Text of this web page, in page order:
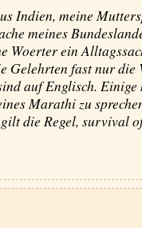
Indien, meine
meines
Woerter ein
Gelehrten fast nur
auf Englisch. Einige
Marathi zu
die Regel, survival